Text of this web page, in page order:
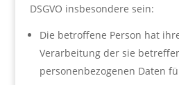
DSGVO insbesondere sein:
Die betroffene Person hat
Verarbeitung der sie
personenbezogenen Daten